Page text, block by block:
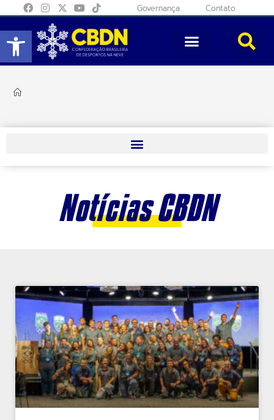
Abrir a barra de ferramentas
Governança Contato
Notícias CBDN